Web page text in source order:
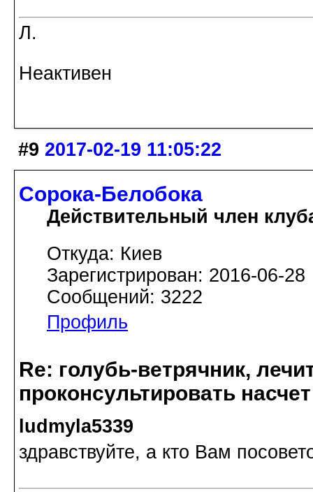
Л.
Неактивен
#9 2017-02-19 11:05:22
Сорока-Белобока
Действительный член
Откуда: Киев
Зарегистрирован: 2016-06-28
Сообщений: 3222
Профиль
Re: голубь-ветрячник,
проконсультировать
ludmyla5339
здравствуйте, а кто Вам